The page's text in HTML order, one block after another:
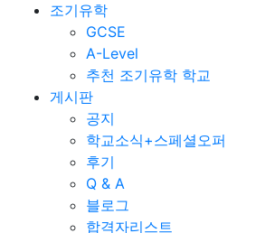
조기유학
GCSE
A-Level
추천 조기유학 학교
게시판
공지
학교소식+스페셜오퍼
후기
Q & A
블로그
합격자리스트